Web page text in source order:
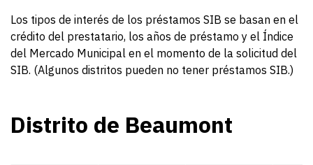
Los tipos de interés de los préstamos SIB se basan en el
crédito del prestatario, los años de préstamo y el Índice
del Mercado Municipal en el momento de la solicitud del
SIB. (Algunos distritos pueden no tener préstamos SIB.)
Distrito de Beaumont